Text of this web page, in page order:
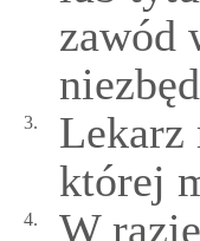
zawód
3.
Lekarz
której
4.
W